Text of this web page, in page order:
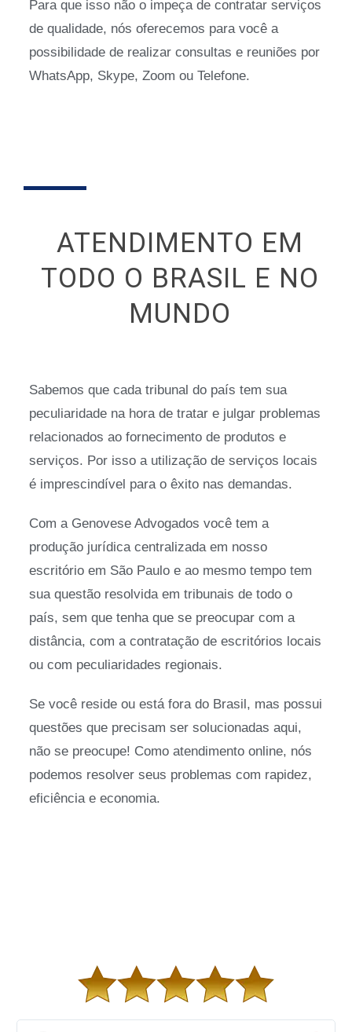
Para que isso não o impeça de contratar serviços
de qualidade, nós oferecemos para você a
possibilidade de realizar consultas e reuniões por
WhatsApp, Skype, Zoom ou Telefone.
ATENDIMENTO EM
TODO O BRASIL E NO
MUNDO
Sabemos que cada tribunal do país tem sua
peculiaridade na hora de tratar e julgar problemas
relacionados ao fornecimento de produtos e
serviços. Por isso a utilização de serviços locais
é imprescindível para o êxito nas demandas.
Com a Genovese Advogados você tem a
produção jurídica centralizada em nosso
escritório em São Paulo e ao mesmo tempo tem
sua questão resolvida em tribunais de todo o
país, sem que tenha que se preocupar com a
distância, com a contratação de escritórios locais
ou com peculiaridades regionais.
Se você reside ou está fora do Brasil, mas possui
questões que precisam ser solucionadas aqui,
não se preocupe! Como atendimento online, nós
podemos resolver seus problemas com rapidez,
eficiência e economia.